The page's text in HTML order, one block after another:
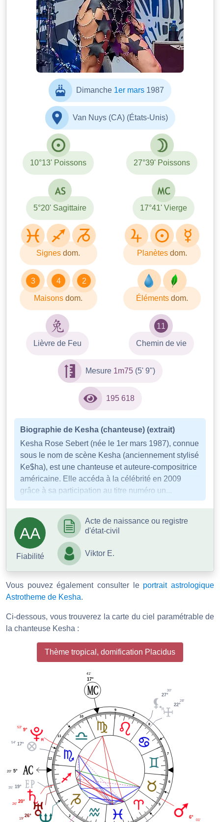
Dimanche 1er mars 1987
Van Nuys (CA) (États-Unis)
10°13' Poissons 27°39' Poissons
5°20' Sagittaire 17°41' Vierge
Signes dom. Planètes dom.
3 4 2
Maisons dom. Éléments dom.
Lièvre de Feu
11
Chemin de vie
Mesure 1m75(5' 9")
195 618
Biographie de Kesha (chanteuse) (extrait)
Kesha Rose Sebert (née le 1er mars 1987), connue
sous le nom de scène Kesha (anciennement stylisé
Ke$ha), est une chanteuse et auteure-compositrice
américaine. Elle accéda à la célébrité en 2009
grâce à sa participation au titre numéro un...
AA
Fiabilité
Acte de naissance ou registre
d'état-civil
Viktor E.
Vous pouvez également consulter le portrait astrologique
Astrotheme de Kesha.
Ci-dessous, vous trouverez la carte du ciel paramétrable de
la chanteuse Kesha :
Thème tropical, domification Placidus
1
2
5
6
7
8
9
10
11
12
22°
28'
27°
30'
17°
41'
9°
53'
17°
54'
5°
20'
19°
35'
20°
26'
26°
19' 6°
01'